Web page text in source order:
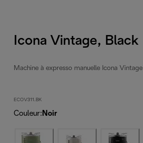
Icona Vintage, Black
Machine à expresso manuelle Icona Vintage
ECOV311.BK
Couleur: Noir